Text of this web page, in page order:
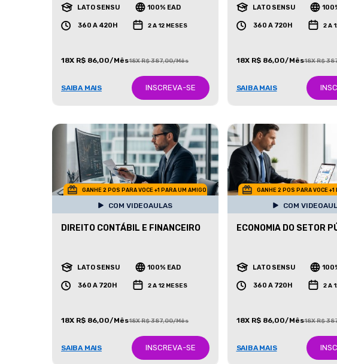
LATO SENSU 100% EAD
360 A 420H 2 A 12 MESES
18X R$ 86,00/Mês18X R$ 387,00/Mês
SAIBA MAIS INSCREVA-SE
LATO SENSU
360 A 720H 2 A
18X R$ 86,00/Mês18X R$
SAIBA MAIS
GANHE 2 POS PARA VOCE +1 PARA UM AMIGO
COM VIDEOAULAS
DIREITO CONTÁBIL E FINANCEIRO
LATO SENSU 100% EAD
360 A 720H 2 A 12 MESES
18X R$ 86,00/Mês18X R$ 387,00/Mês
SAIBA MAIS INSCREVA-SE
GANHE 2 POS PARA VOCE +1
COM
ECONOMIA DO SETOR
LATO SENSU
360 A 720H 2 A
18X R$ 86,00/Mês18X R$
SAIBA MAIS